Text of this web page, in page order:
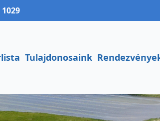
1029
Tulajdonosaink